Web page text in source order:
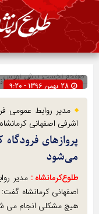
صفحه نخستپیش نویس
28 بهمن 1396 - 9:20
مدیر روابط عمومی
اشرفی اصفهانی
پروازهای
می‌شود
طلوع‌‌کرمانشاه : مدیر
اصفهانی کرمانشاه گفت:
هیچ مشکلی انجام می